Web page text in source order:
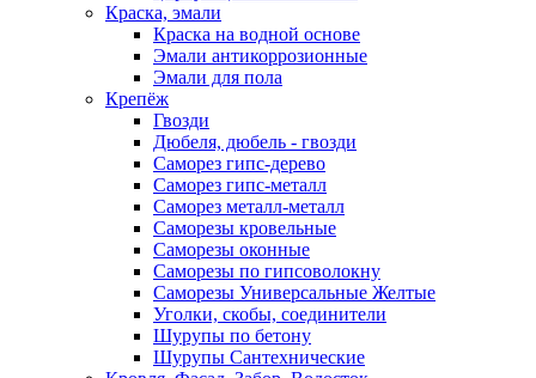
Краска, эмали
Краска на водной основе
Эмали антикоррозионные
Эмали для пола
Крепёж
Гвозди
Дюбеля, дюбель - гвозди
Саморез гипс-дерево
Саморез гипс-металл
Саморез металл-металл
Саморезы кровельные
Саморезы оконные
Саморезы по гипсоволокну
Саморезы Универсальные Желтые
Уголки, скобы, соединители
Шурупы по бетону
Шурупы Сантехнические